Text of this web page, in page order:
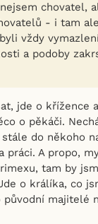
chovatel,
- i tam
vždy
a podoby
jde o křížence
o pěkáči.
do někoho
práci. A propo,
tam by
o králíka, co
původní majitelé